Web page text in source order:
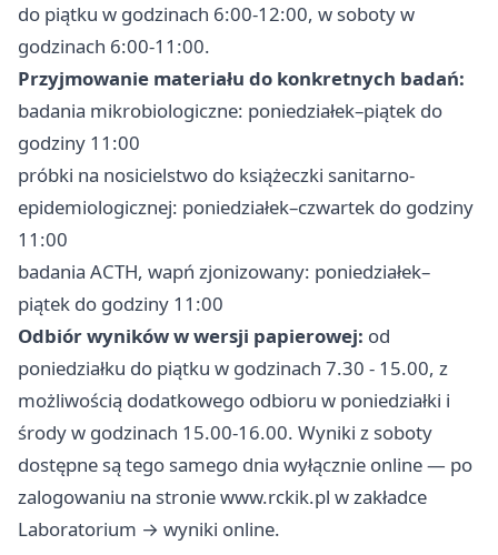
do piątku w godzinach 6:00-12:00, w soboty w
godzinach 6:00-11:00.
Przyjmowanie materiału do konkretnych badań:
badania mikrobiologiczne: poniedziałek–piątek do
godziny 11:00
próbki na nosicielstwo do książeczki sanitarno-
epidemiologicznej: poniedziałek–czwartek do godziny
11:00
badania ACTH, wapń zjonizowany: poniedziałek–
piątek do godziny 11:00
Odbiór wyników w wersji papierowej: od
poniedziałku do piątku w godzinach 7.30 - 15.00, z
możliwością dodatkowego odbioru w poniedziałki i
środy w godzinach 15.00-16.00. Wyniki z soboty
dostępne są tego samego dnia wyłącznie online — po
zalogowaniu na stronie www.rckik.pl w zakładce
Laboratorium → wyniki online.